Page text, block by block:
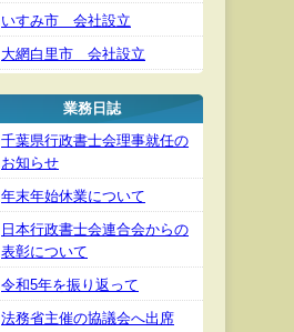
いすみ市 会社設立
大網白里市 会社設立
業務日誌
千葉県行政書士会理事就任の
お知らせ
年末年始休業について
日本行政書士会連合会からの
表彰について
令和5年を振り返って
法務省主催の協議会へ出席